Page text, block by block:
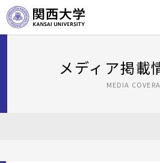
メディア掲載
MEDIA